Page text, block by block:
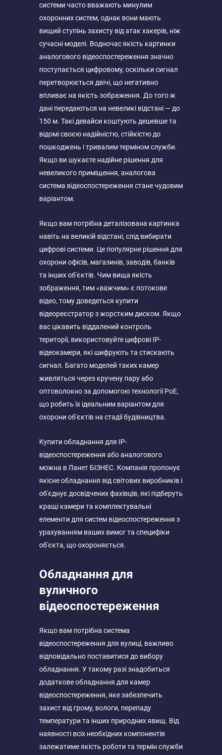
системи часто вважають минулим
охоронних систем, однак вони мають
вищий ступінь захисту від атак хакерів, ніж
сучасні моделі. Водночас якість картинки
аналогового відеоспостереження значно
поступається цифровому, оскільки сигнал
перетворюється двічі, що негативно
впливає на якість зображення. До того ж
дані передаються на невеликі відстані — до
150 м. Такі девайси коштують дешевше та
відомі своєю надійністю, стійкістю до
пошкоджень і тривалим терміном служби.
Якщо ви шукаєте надійне рішення для
невеликого приміщення, аналогова
система відеоспостереження стане чудовим
варіантом.
Якщо вам потрібна деталізована картинка
навіть на великій відстані, слід вибирати
цифрові системи. Це популярне рішення для
охорони офісів, магазинів, заводів, банків
та інших об'єктів. Чим вища якість
зображення, тим «важчим» є потокове
відео, тому доведеться купити
відеореєстратор з жорстким диском. Якщо
вас цікавить віддалений контроль
території, використовуйте цифрові IP-
відеокамери, які шифрують та стискають
сигнал. Багато моделей таких камер
живляться через кручену пару або
оптоволокно за допомогою технології PoE,
що робить їх ідеальним варіантом для
охорони об'єктів на стадії будівництва.
Купити обладнання для IP-
відеоспостереження або аналогового
можна в Ланет БІЗНЕС. Компанія пропонує
якісне обладнання від світових виробників і
об'єднує досвідчених фахівців, які підберуть
кращі камери та комплектувальні
елементи для систем відеоспостереження з
урахуванням ваших вимог та специфіки
об'єкта, що охороняється.
Обладнання для
вуличного
відеоспостереження
Якщо вам потрібна система
відеоспостереження для вулиці, важливо
відповідально поставитися до вибору
обладнання. У такому разі знадобиться
додаткове обладнання для камер
відеоспостереження, яке забезпечить
захист від грому, вологи, перепаду
температури та інших природних явищ. Від
наявності всіх необхідних компонентів
залежатиме якість роботи та термін служби